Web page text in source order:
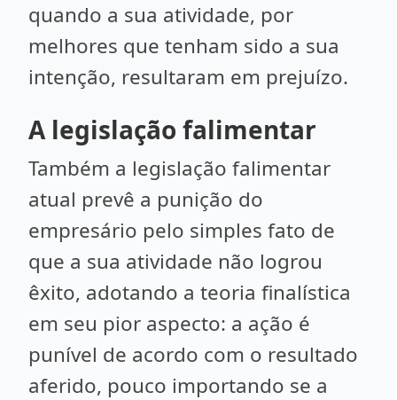
quando a sua atividade, por
melhores que tenham sido a sua
intenção, resultaram em prejuízo.
A legislação falimentar
Também a legislação falimentar
atual prevê a punição do
empresário pelo simples fato de
que a sua atividade não logrou
êxito, adotando a teoria finalística
em seu pior aspecto: a ação é
punível de acordo com o resultado
aferido, pouco importando se a